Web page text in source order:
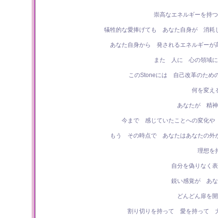
崇高なエネルギーを持
犠牲的な愛捧げても あなた自身が 消耗
あなた自身から 発されるエネルギーが
また 人に 心の領域に
このStoneには 自己改革のため
何を変え
あなたが 精
今まで 感じていたことへの変化や
もう その時点で あなたはあなたの外
理想を
自分を偽りなく
鋭い感覚が あ
どんどん扉を
割り切りを持って 愛を持って